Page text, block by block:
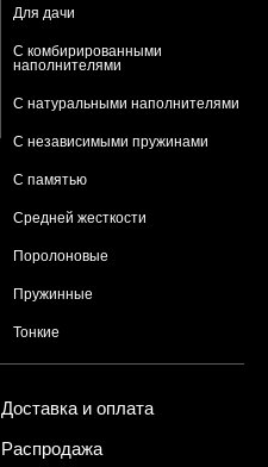
Для дачи
С комбирированными
наполнителями
С натуральными наполнителями
С независимыми пружинами
С памятью
Средней жесткости
Поролоновые
Пружинные
Тонкие
Доставка и оплата
Распродажа